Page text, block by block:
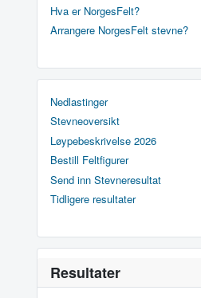
Hva er NorgesFelt?
Arrangere NorgesFelt stevne?
Nedlastinger
Stevneoversikt
Løypebeskrivelse 2026
Bestill Feltfigurer
Send inn Stevneresultat
Tidligere resultater
Resultater